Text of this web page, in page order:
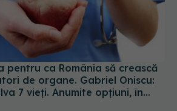
de organe. Gabriel Oniscu:
7 vieți. Anumite opțiuni, în
dezvoltate deloc